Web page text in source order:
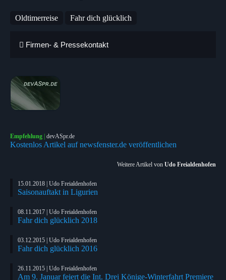
Oldtimerreise Fahr dich glücklich
Firmen- & Pressekontakt
Empfehlung | devASpr.de
Kostenlos Artikel auf newsfenster.de veröffentlichen
Weitere Artikel von Udo Freialdenhofen
15.01.2018 | Udo Freialdenhofen
Saisonauftakt in Ligurien
08.11.2017 | Udo Freialdenhofen
Fahr dich glücklich 2018
03.12.2015 | Udo Freialdenhofen
Fahr dich glücklich 2016
26.11.2015 | Udo Freialdenhofen
Am 9. Januar feiert die Int. Drei Könige-Winterfahrt Premiere